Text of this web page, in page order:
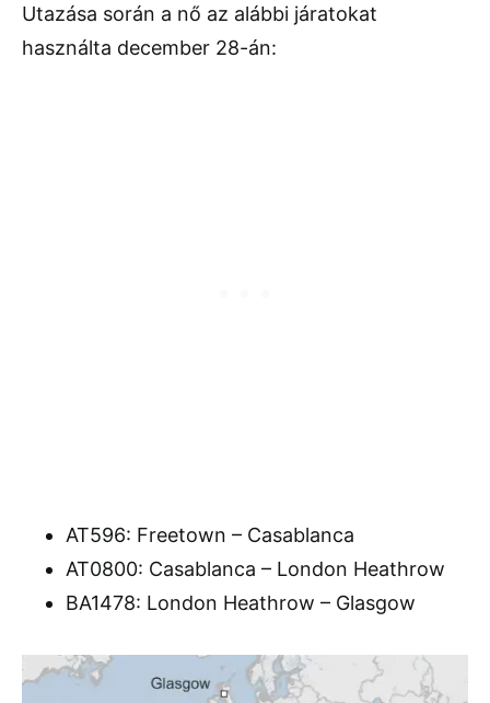
Utazása során a nő az alábbi járatokat
használta december 28-án:
AT596: Freetown – Casablanca
AT0800: Casablanca – London Heathrow
BA1478: London Heathrow – Glasgow